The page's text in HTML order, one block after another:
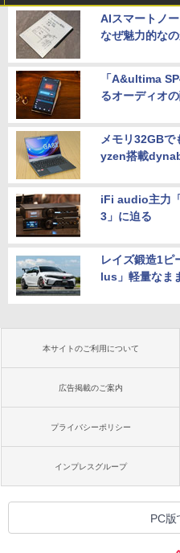
任天堂
￥2,980
AIスマートノ
なぜ魅力的なの
「A&ultima
るオーディオ
メモリ32GBで
yzen搭載
iFi audio主力
3」に迫る
レイズ鍛造1ピ
lus」軽量なま
本サイトのご利用について
広告掲載のご案内
プライバシーポリシー
インプレスグループ
PC版